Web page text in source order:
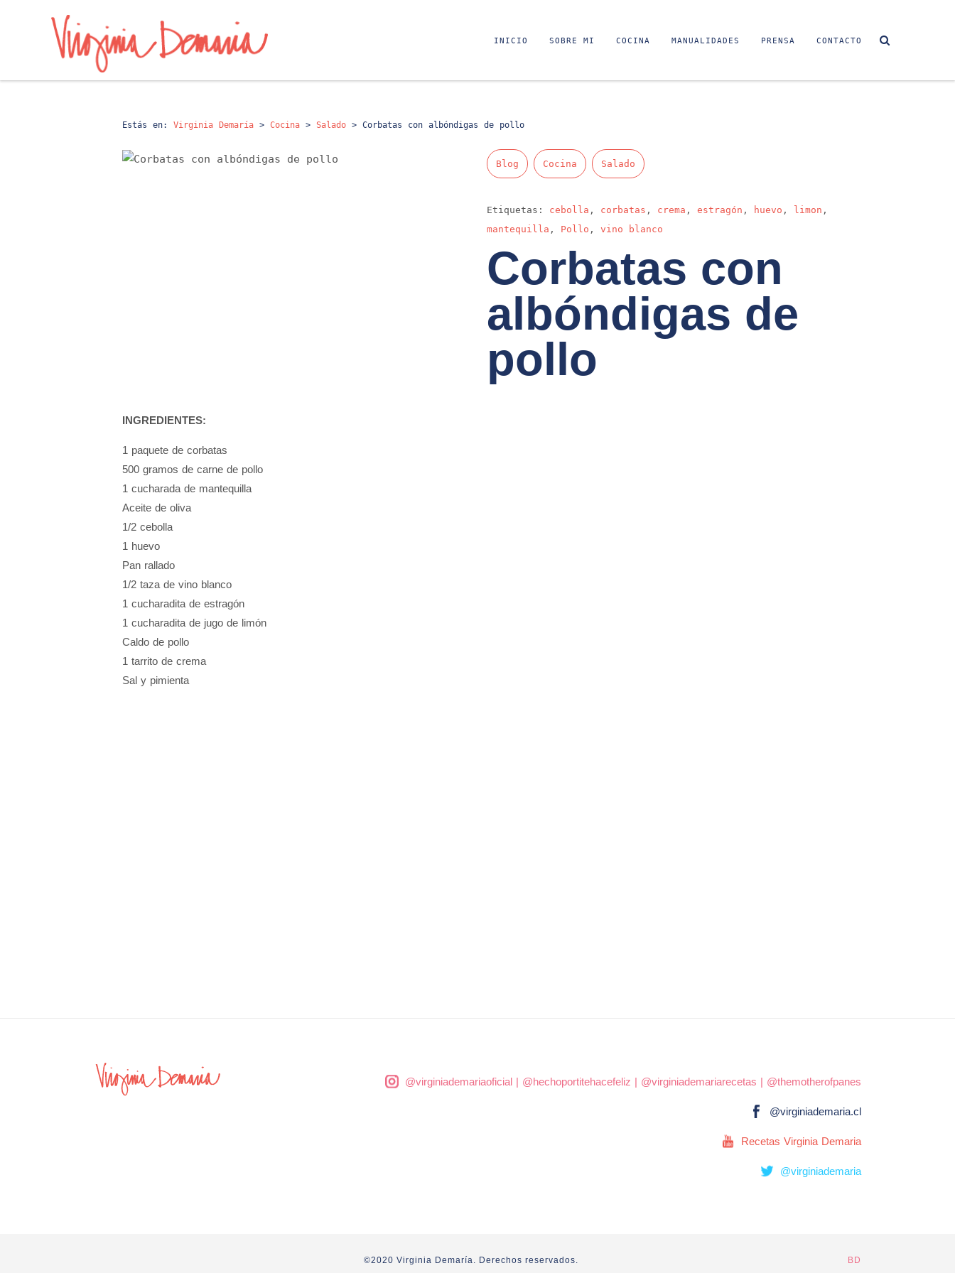
INICIO SOBRE MI COCINA MANUALIDADES PRENSA CONTACTO
Estás en: Virginia Demaría > Cocina > Salado > Corbatas con albóndigas de pollo
Blog Cocina Salado
Etiquetas: cebolla , corbatas , crema , estragón , huevo , limon ,
mantequilla , Pollo , vino blanco
Corbatas con
albóndigas de
pollo
INGREDIENTES:
1 paquete de corbatas
500 gramos de carne de pollo
1 cucharada de mantequilla
Aceite de oliva
1/2 cebolla
1 huevo
Pan rallado
1/2 taza de vino blanco
1 cucharadita de estragón
1 cucharadita de jugo de limón
Caldo de pollo
1 tarrito de crema
Sal y pimienta
@virginiademariaoficial| @hechoportitehacefeliz | @virginiademariarecetas | @themotherofpanes
@virginiademaria.cl
Recetas Virginia Demaria
@virginiademaria
©2020 Virginia Demaría. Derechos reservados. BD